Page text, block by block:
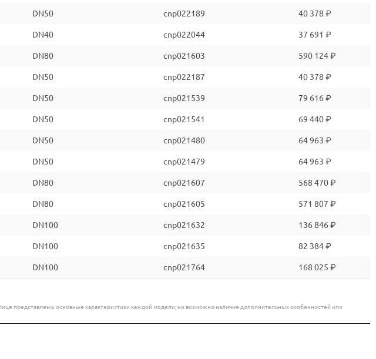
DN50 cnp022189 40 378 ₽
DN40 cnp022044 37 691 ₽
DN80 cnp021603 590 124 ₽
DN50 cnp022187 40 378 ₽
DN50 cnp021539 79 616 ₽
DN50 cnp021541 69 440 ₽
DN50 cnp021480 64 963 ₽
DN50 cnp021479 64 963 ₽
DN80 cnp021607 568 470 ₽
DN80 cnp021605 571 807 ₽
DN100 cnp021632 136 846 ₽
DN100 cnp021635 82 384 ₽
DN100 cnp021764 168 025 ₽
представлены основные характеристики каждой модели, но возможно наличие дополнительных особенностей или